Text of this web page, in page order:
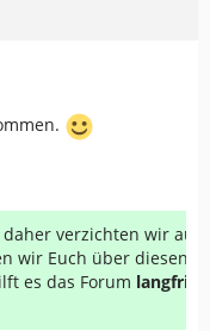
verzichten wir auf
wir Euch über diesen
es das Forum